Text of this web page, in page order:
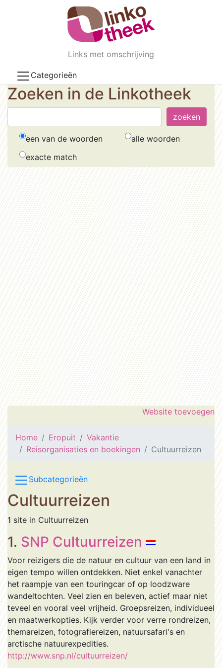
Skip to main content
Links met omschrijving
Categorieën
Zoeken in de Linkotheek
een van de woorden
alle woorden
exacte match
Website toevoegen
Home Eropuit
Vakantie
Reisorganisaties en boekingen
Cultuurreizen
Subcategorieën
Cultuurreizen
1 site in Cultuurreizen
1. SNP Cultuurreizen
Voor reizigers die de natuur en cultuur van een land in
eigen tempo willen ontdekken. Niet enkel vanachter
het raampje van een touringcar of op loodzware
wandeltochten. Veel zien en beleven, actief maar niet
teveel en vooral veel vrijheid. Groepsreizen, individueel
en maatwerkopties. Kijk verder voor verre rondreizen,
themareizen, fotografiereizen, natuursafari's en
arctische natuurexpedities.
http://www.snp.nl/cultuurreizen/